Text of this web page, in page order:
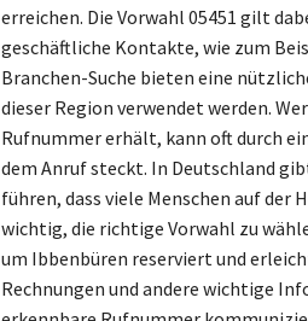
erreichen. Die Vorwahl 05451 gilt
geschäftliche Kontakte, wie zum
Branchen-Suche bieten eine
dieser Region verwendet werden.
Rufnummer erhält, kann oft durch
dem Anruf steckt. In Deutschland
führen, dass viele Menschen auf der
wichtig, die richtige Vorwahl zu
um Ibbenbüren reserviert und
Rechnungen und andere wichtige